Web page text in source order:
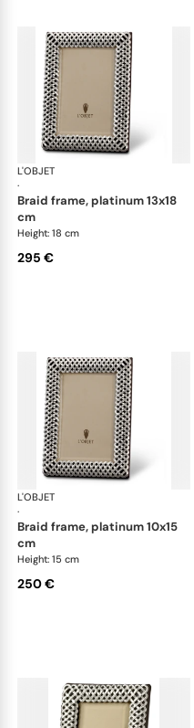
L'OBJET
·
braid frame, platinum 13x18
cm
Height: 18 cm
295 €
L'OBJET
·
braid frame, platinum 10x15
cm
Height: 15 cm
250 €